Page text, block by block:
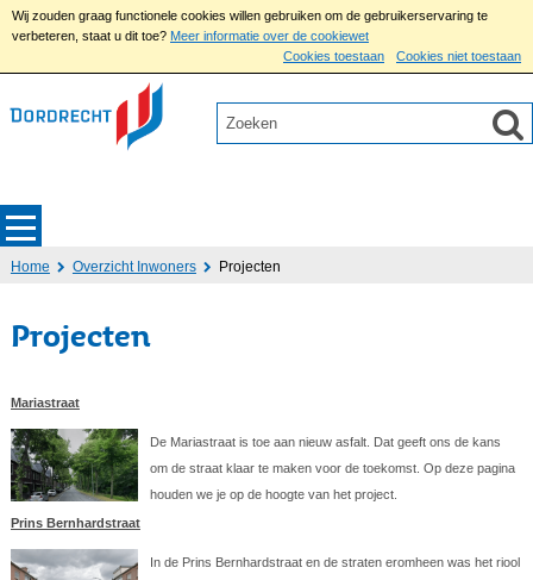
Wij zouden graag functionele cookies willen gebruiken om de gebruikerservaring te
verbeteren, staat u dit toe? Meer informatie over de cookiewet
Cookies toestaan
Cookies niet toestaan
Home Overzicht Inwoners Projecten
Projecten
Mariastraat
De Mariastraat is toe aan nieuw asfalt. Dat geeft ons de kans
om de straat klaar te maken voor de toekomst. Op deze pagina
houden we je op de hoogte van het project.
Prins Bernhardstraat
In de Prins Bernhardstraat en de straten eromheen was het riool